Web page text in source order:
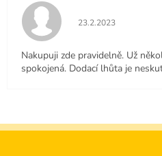
Hodnocení obchodu
23.2.2023
Nakupuji zde pravidelně. Už
spokojená. Dodací lhůta je